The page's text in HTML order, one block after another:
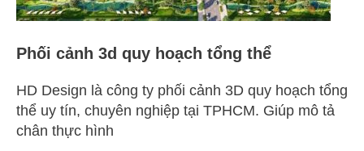
Phối cảnh 3d quy hoạch tổng thể
HD Design là công ty phối cảnh 3D quy hoạch tổng
thể uy tín, chuyên nghiệp tại TPHCM. Giúp mô tả
chân thực hình